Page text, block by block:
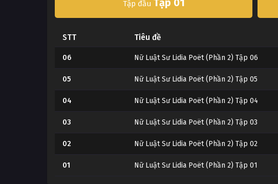
Tập đầu
STT Tiêu đề
06 Nữ Luật Sư Lidia Poët (Phần 2) Tập 06
05 Nữ Luật Sư Lidia Poët (Phần 2) Tập 05
04 Nữ Luật Sư Lidia Poët (Phần 2) Tập 04
03 Nữ Luật Sư Lidia Poët (Phần 2) Tập 03
02 Nữ Luật Sư Lidia Poët (Phần 2) Tập 02
01 Nữ Luật Sư Lidia Poët (Phần 2) Tập 01